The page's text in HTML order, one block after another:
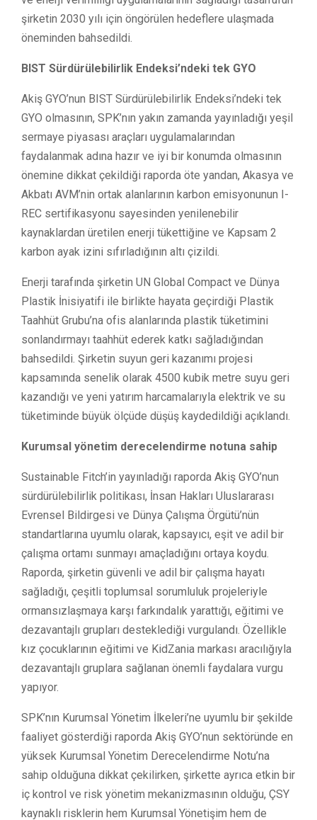
şirketin 2030 yılı için öngörülen hedeflere ulaşmada
öneminden bahsedildi.
BIST Sürdürülebilirlik Endeksi’ndeki tek GYO
Akiş GYO’nun BIST Sürdürülebilirlik Endeksi’ndeki tek
GYO olmasının, SPK’nın yakın zamanda yayınladığı yeşil
sermaye piyasası araçları uygulamalarından
faydalanmak adına hazır ve iyi bir konumda olmasının
önemine dikkat çekildiği raporda öte yandan, Akasya ve
Akbatı AVM’nin ortak alanlarının karbon emisyonunun I-
REC sertifikasyonu sayesinden yenilenebilir
kaynaklardan üretilen enerji tükettiğine ve Kapsam 2
karbon ayak izini sıfırladığının altı çizildi.
Enerji tarafında şirketin UN Global Compact ve Dünya
Plastik İnisiyatifi ile birlikte hayata geçirdiği Plastik
Taahhüt Grubu’na ofis alanlarında plastik tüketimini
sonlandırmayı taahhüt ederek katkı sağladığından
bahsedildi. Şirketin suyun geri kazanımı projesi
kapsamında senelik olarak 4500 kubik metre suyu geri
kazandığı ve yeni yatırım harcamalarıyla elektrik ve su
tüketiminde büyük ölçüde düşüş kaydedildiği açıklandı.
Kurumsal yönetim derecelendirme notuna sahip
Sustainable Fitch’in yayınladığı raporda Akiş GYO’nun
sürdürülebilirlik politikası, İnsan Hakları Uluslararası
Evrensel Bildirgesi ve Dünya Çalışma Örgütü’nün
standartlarına uyumlu olarak, kapsayıcı, eşit ve adil bir
çalışma ortamı sunmayı amaçladığını ortaya koydu.
Raporda, şirketin güvenli ve adil bir çalışma hayatı
sağladığı, çeşitli toplumsal sorumluluk projeleriyle
ormansızlaşmaya karşı farkındalık yarattığı, eğitimi ve
dezavantajlı grupları desteklediği vurgulandı. Özellikle
kız çocuklarının eğitimi ve KidZania markası aracılığıyla
dezavantajlı gruplara sağlanan önemli faydalara vurgu
yapıyor.
SPK’nın Kurumsal Yönetim İlkeleri’ne uyumlu bir şekilde
faaliyet gösterdiği raporda Akiş GYO’nun sektöründe en
yüksek Kurumsal Yönetim Derecelendirme Notu’na
sahip olduğuna dikkat çekilirken, şirkette ayrıca etkin bir
iç kontrol ve risk yönetim mekanizmasının olduğu, ÇSY
kaynaklı risklerin hem Kurumsal Yönetişim hem de